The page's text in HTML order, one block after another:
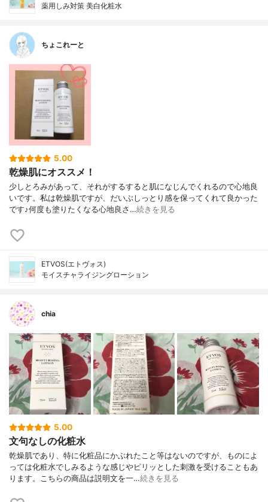
薬用しみ対策 美白化粧水
ちょこれーと
5.00
乾燥肌にオススメ！
少しとろみがあって、それがするすると肌になじんでくれるので心地良
いです。私は乾燥肌ですが、だいぶしっとり感を保ってくれて良かった
です♪何度も塗りたくなる心地良さ…続きを見る
ETVOS(エトヴォス)
モイスチャライジングローション
chia
5.00
文句なしの化粧水
乾燥肌であり、特に化粧品にかぶれたこと等はないのですが、ものによ
っては化粧水でしみるような感じやピリッとした刺激を受けることもあ
ります。こちらの商品は説明文を一…続きを見る